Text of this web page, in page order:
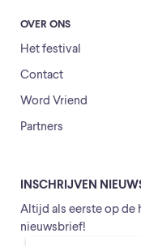
OVER ONS
Het festival
Contact
Word Vriend
Partners
INSCHRIJVEN
Altijd als eerste op de
nieuwsbrief!